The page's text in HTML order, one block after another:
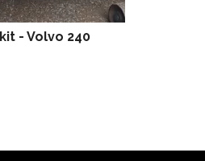
- Volvo 240